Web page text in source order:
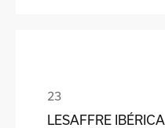
LESAFFRE IBÉRICA